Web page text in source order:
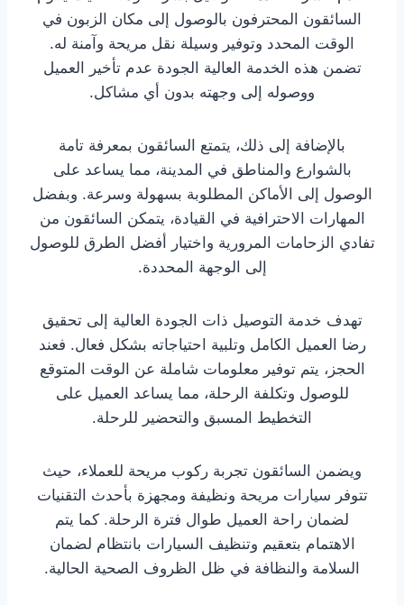
السائقون المحترفون بالوصول إلى مكان الزبون في
الوقت المحدد وتوفير وسيلة نقل مريحة وآمنة له.
تضمن هذه الخدمة العالية الجودة عدم تأخير العميل
ووصوله إلى وجهته بدون أي مشاكل.
بالإضافة إلى ذلك، يتمتع السائقون بمعرفة تامة
بالشوارع والمناطق في المدينة، مما يساعد على
الوصول إلى الأماكن المطلوبة بسهولة وسرعة. وبفضل
المهارات الاحترافية في القيادة، يتمكن السائقون من
تفادي الزحامات المرورية واختيار أفضل الطرق للوصول
إلى الوجهة المحددة.
تهدف خدمة التوصيل ذات الجودة العالية إلى تحقيق
رضا العميل الكامل وتلبية احتياجاته بشكل فعال. فعند
الحجز، يتم توفير معلومات شاملة عن الوقت المتوقع
للوصول وتكلفة الرحلة، مما يساعد العميل على
التخطيط المسبق والتحضير للرحلة.
ويضمن السائقون تجربة ركوب مريحة للعملاء، حيث
تتوفر سيارات مريحة ونظيفة ومجهزة بأحدث التقنيات
لضمان راحة العميل طوال فترة الرحلة. كما يتم
الاهتمام بتعقيم وتنظيف السيارات بانتظام لضمان
السلامة والنظافة في ظل الظروف الصحية الحالية.